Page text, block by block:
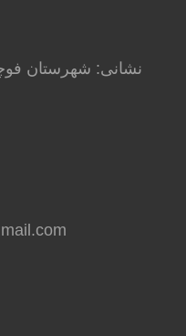
نشانی: شهرستان